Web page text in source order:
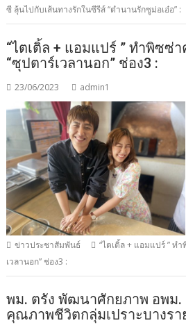
ซี ลุ้นไปกับเส้นทางรักในซีรีส์ “ตำนานรักซูม่อเอ๋อ” :
“ไตเติ้ล + แอมแปร์ ” ทำพิซซ่
“ซุปตาร์เวลานอก” ช่อง3 :
23/06/2023 admin1
ข่าวประชาสัมพันธ์
“ไตเติ้ล + แอมแปร์ ” ท
เวลานอก” ช่อง3 :
พม. ตรัง พัฒนาศักยภาพ อพม.
คุณภาพชีวิตกลุ่มเปราะบางรา